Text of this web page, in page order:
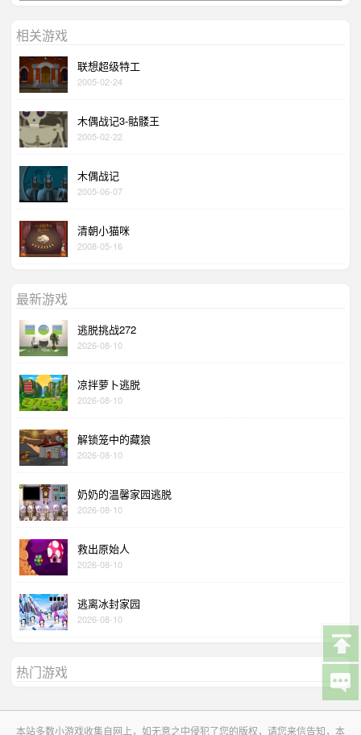
相关游戏
联想超级特工
2005-02-24
木偶战记3-骷髅王
2005-02-22
木偶战记
2005-06-07
清朝小猫咪
2008-05-16
最新游戏
逃脱挑战272
2026-08-10
凉拌萝卜逃脱
2026-08-10
解锁笼中的藏狼
2026-08-10
奶奶的温馨家园逃脱
2026-08-10
救出原始人
2026-08-10
逃离冰封家园
2026-08-10
热门游戏
本站多数小游戏收集自网上，如无意之中侵犯了您的版权，请您来信告知，本